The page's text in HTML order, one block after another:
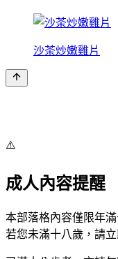
沙茶炒嫩雞片
⚠️
成人內容提醒
本部落格內容僅限年
若您未滿十八歲，請立